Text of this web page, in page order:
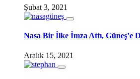
Şubat 3, 2021
Nasa Bir İlke İmza Attı, Güneş’e
Aralık 15, 2021